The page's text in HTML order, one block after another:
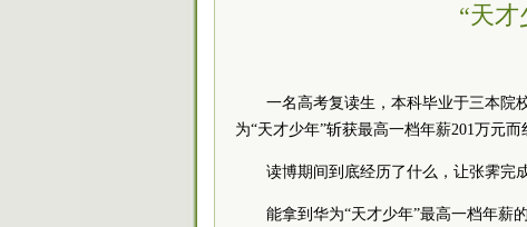
“天
一名高考复读生，本科毕业于三本院
为“天才少年”斩获最高一档年薪201万元而
读博期间到底经历了什么，让张霁完
能拿到华为“天才少年”最高一档年薪